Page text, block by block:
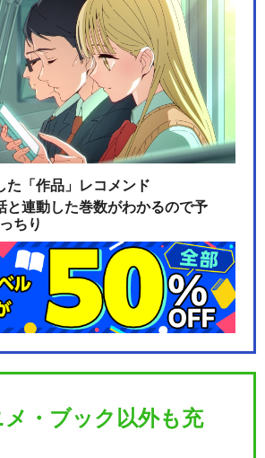
た「作品」レコメンド
と連動した巻数がわかるので予
ちり
メ・ブック以外も充